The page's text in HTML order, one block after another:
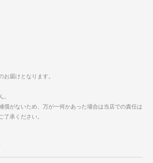
お届けとなります。
。
償がないため、万が一何かあった場合は当店での責任は
了承ください。